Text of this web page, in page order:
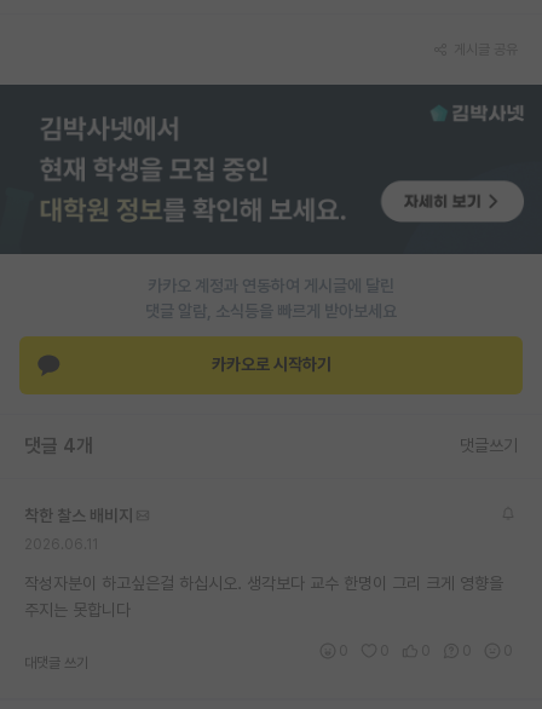
장학금/장학생 게시판
학술 정보 게시판
홍보 게시판
커리어
이벤트
재팬라운지 🌸
카카오 계정과 연동하여 게시글에 달린
댓글 알람, 소식등을 빠르게 받아보세요
카카오로 시작하기
댓글 4개 댓글쓰기
착한 찰스 배비지
작성자분이 하고싶은걸 하십시오. 생각보다 교수 한명이 그리 크게 영향을
주지는 못합니다
대댓글 쓰기